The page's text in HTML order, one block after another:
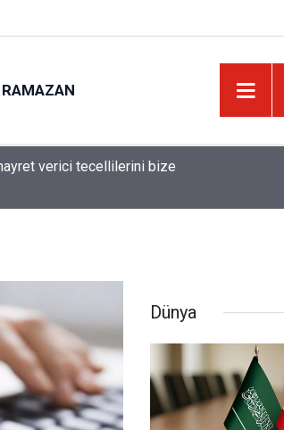
RAMAZAN
girip dilinden çıktığı
Dünya